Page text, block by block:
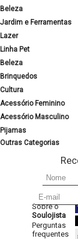
Beleza
Jardim e Ferramentas
Lazer
Linha Pet
Beleza
Brinquedos
Cultura
Acessório Feminino
Acessório Masculino
Pijamas
Outras Categorias
Sobre o
Soulojista
Perguntas
frequentes